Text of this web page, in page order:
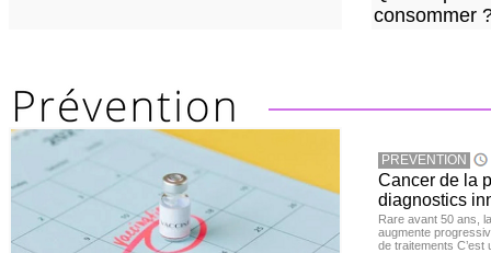
consommer
PREVENTION
Cancer de la
diagnostics
Rare avant 50 ans,
augmente
de traitements